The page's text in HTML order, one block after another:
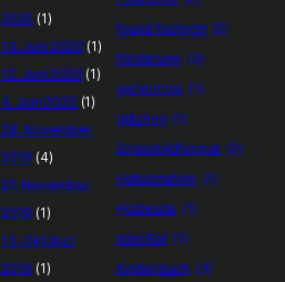
2020 (1)
13. Juni 2020 (1)
12. Juni 2020 (1)
4. Juni 2020 (1)
28. November
2019 (4)
27. November
2019 (1)
13. Oktober
2019 (1)
found footage (2)
förderung (3)
geheimnis (1)
glitches (1)
Grossbildformat (2)
Halluzination (1)
Holzkiste (1)
InterRail (1)
Kinderbuch (3)